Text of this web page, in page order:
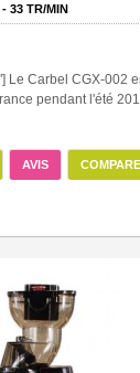
- 33 TR/MIN
Le Carbel CGX-002
pendant l'été
AVIS